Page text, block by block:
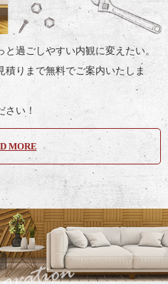
過ごしやすい内観に変えたい。
積りまで無料でご案内いたしま
さい！
MORE